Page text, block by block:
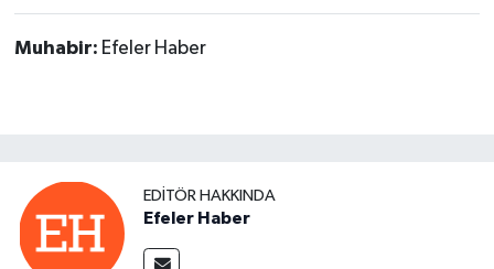
Muhabir: Efeler Haber
EDITÖR HAKKINDA
Efeler Haber